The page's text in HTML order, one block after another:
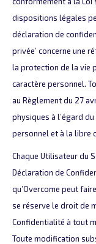
dispositions légales
déclaration de
privée’ concerne une
la protection de la vie
caractère personnel.
au Règlement du 27
physiques à l’égard
personnel et à la libre
Chaque Utilisateur du
Déclaration de
qu’Overcome peut
se réserve le droit de
Confidentialité à tout
Toute modification